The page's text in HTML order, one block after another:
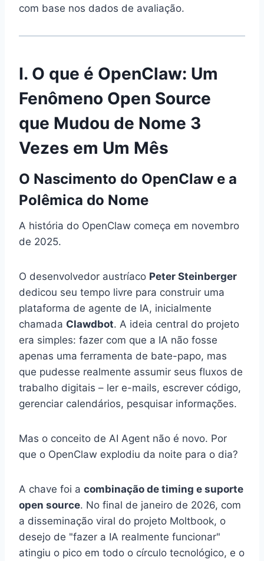
com base nos dados de avaliação.
I. O que é OpenClaw: Um
Fenômeno Open Source
que Mudou de Nome 3
Vezes em Um Mês
O Nascimento do OpenClaw e a
Polêmica do Nome
A história do OpenClaw começa em novembro
de 2025.
O desenvolvedor austríaco Peter Steinberger
dedicou seu tempo livre para construir uma
plataforma de agente de IA, inicialmente
chamada Clawdbot. A ideia central do projeto
era simples: fazer com que a IA não fosse
apenas uma ferramenta de bate-papo, mas
que pudesse realmente assumir seus fluxos de
trabalho digitais – ler e-mails, escrever código,
gerenciar calendários, pesquisar informações.
Mas o conceito de AI Agent não é novo. Por
que o OpenClaw explodiu da noite para o dia?
A chave foi a combinação de timing e suporte
open source. No final de janeiro de 2026, com
a disseminação viral do projeto Moltbook, o
desejo de "fazer a IA realmente funcionar"
atingiu o pico em todo o círculo tecnológico, e o